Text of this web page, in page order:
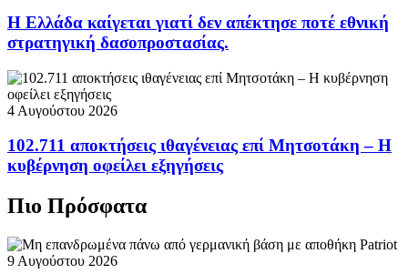
Η Ελλάδα καίγεται γιατί δεν απέκτησε ποτέ εθνική
στρατηγική δασοπροστασίας.
4 Αυγούστου 2026
102.711 αποκτήσεις ιθαγένειας επί Μητσοτάκη – Η
κυβέρνηση οφείλει εξηγήσεις
Πιο Πρόσφατα
9 Αυγούστου 2026